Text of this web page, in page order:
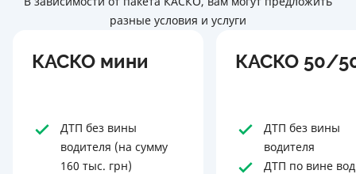
разные условия и услуги
КАСКО мини КАСКО 50/
ДТП без вины
водителя (на сумму
160 тыс. грн)
ДТП без вины
водителя
ДТП по вине